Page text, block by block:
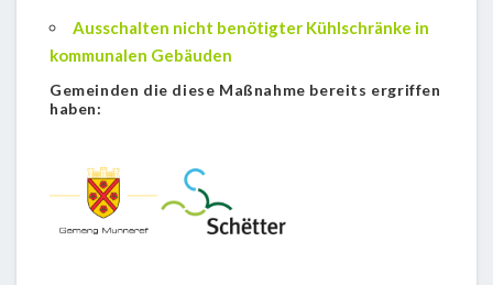
Ausschalten nicht benötigter Kühlschränke in
kommunalen Gebäuden
Gemeinden die diese Maßnahme bereits ergriffen
haben: